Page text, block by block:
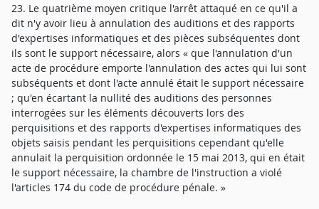
23. Le quatrième moyen critique l'arrêt attaqué en ce qu'il a
dit n'y avoir lieu à annulation des auditions et des rapports
d'expertises informatiques et des pièces subséquentes dont
ils sont le support nécessaire, alors « que l'annulation d'un
acte de procédure emporte l'annulation des actes qui lui sont
subséquents et dont l'acte annulé était le support nécessaire
; qu'en écartant la nullité des auditions des personnes
interrogées sur les éléments découverts lors des
perquisitions et des rapports d'expertises informatiques des
objets saisis pendant les perquisitions cependant qu'elle
annulait la perquisition ordonnée le 15 mai 2013, qui en était
le support nécessaire, la chambre de l'instruction a violé
l'articles 174 du code de procédure pénale. »